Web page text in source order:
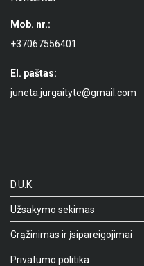
Mob. nr.:
+37067556401
El. paštas:
juneta.jurgaityte@gmail.com
D.U.K
Užsakymo sekimas
Grąžinimas ir įsipareigojimai
Privatumo politika